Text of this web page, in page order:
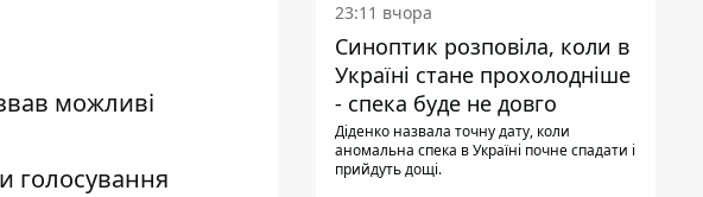
можливі
голосування
23:11 вчора
Синоптик розповіла, коли в
Україні стане прохолодніше
- спека буде не довго
Діденко назвала точну дату, коли
аномальна спека в Україні почне спадати і
прийдуть дощі.